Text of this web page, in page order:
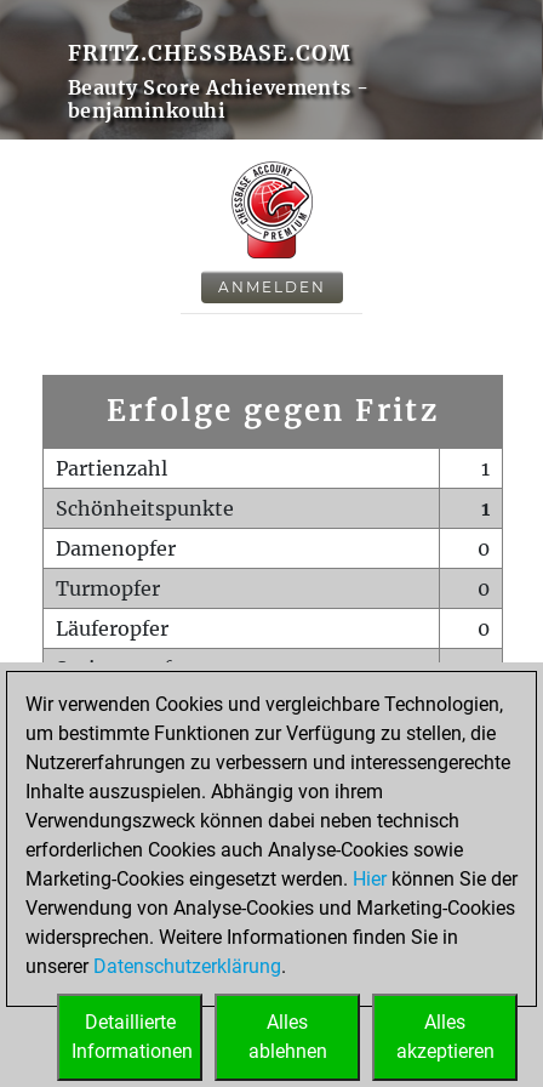
FRITZ.CHESSBASE.COM
Beauty Score Achievements -
benjaminkouhi
ANMELDEN
Erfolge gegen Fritz
Partienzahl
1
Schönheitspunkte
1
Damenopfer
0
Turmopfer
0
Läuferopfer
0
Springeropfer
0
Bauernopfer
0
Matt auf vollem Brett
0
Bauer setzt Matt
Erstickte Matts
Unterverwandlungen
0
Türme auf der siebten
0
STARTSEITE
Wir verwenden Cookies und vergleichbare Technologien,
um bestimmte Funktionen zur Verfügung zu stellen, die
Nutzererfahrungen zu verbessern und interessengerechte
Inhalte auszuspielen. Abhängig von ihrem
Verwendungszweck können dabei neben technisch
erforderlichen Cookies auch Analyse-Cookies sowie
Marketing-Cookies eingesetzt werden. Hierkönnen Sie der
Verwendung von Analyse-Cookies und Marketing-Cookies
widersprechen. Weitere Informationen finden Sie in
unserer Datenschutzerklärung.
Alles
akzeptieren
Alles
ablehnen
Detaillierte
Informationen